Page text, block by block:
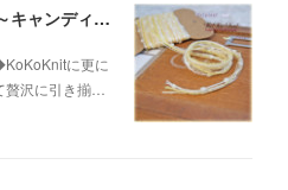
§koko§ 引き揃え糸カード ～キャンディー～希望～
に更に
沢に引き揃…